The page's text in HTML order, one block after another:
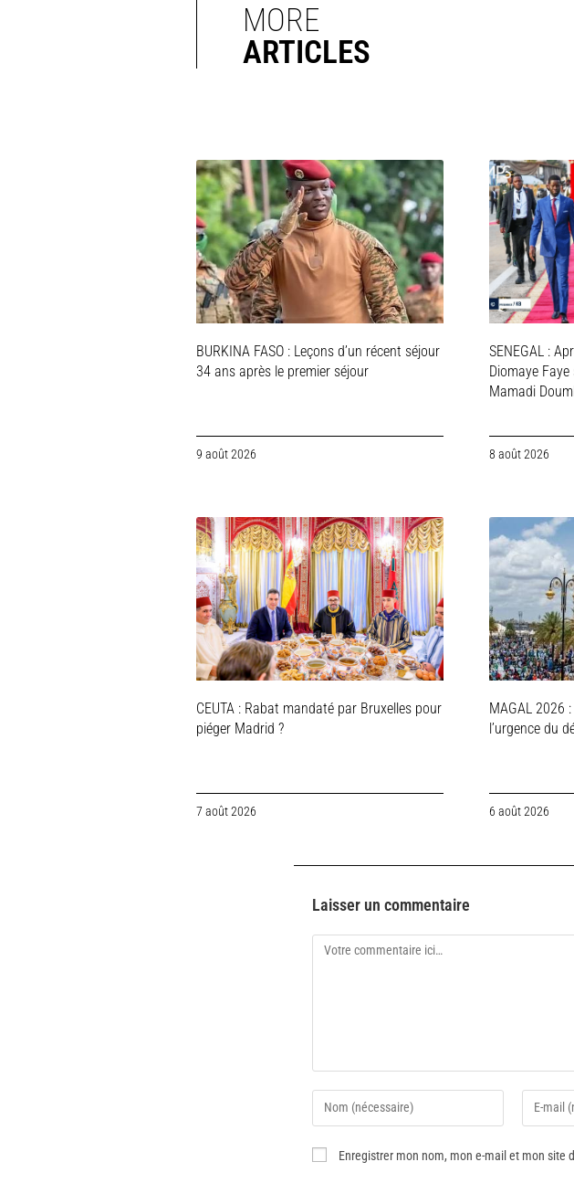
MORE
ARTICLES
BURKINA FASO : Leçons d’un récent séjour
34 ans après le premier séjour
9 août 2026
SENEGAL :
Diomaye
Mamadi
8 août 2026
CEUTA : Rabat mandaté par Bruxelles pour
piéger Madrid ?
7 août 2026
MAGAL 2026
l’urgence du
6 août 2026
Laisser un commentaire
Enregistrer mon nom, mon e-mail et mon